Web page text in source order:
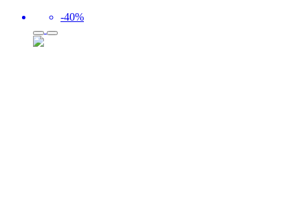
-40%